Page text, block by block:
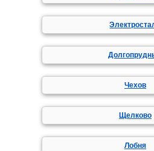
Чехов
Щелково
Лобня